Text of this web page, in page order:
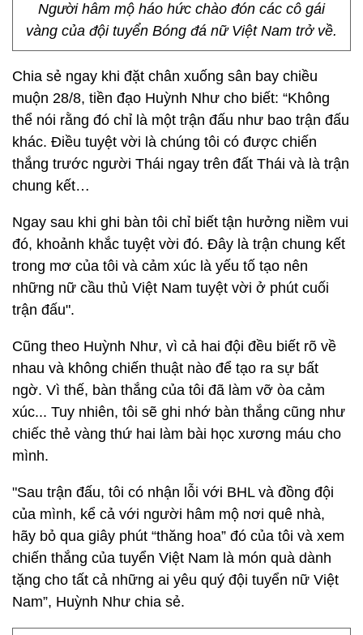
Người hâm mộ háo hức chào đón các cô gái
vàng của đội tuyển Bóng đá nữ Việt Nam trở về.
Chia sẻ ngay khi đặt chân xuống sân bay chiều
muộn 28/8, tiền đạo Huỳnh Như cho biết: “Không
thể nói rằng đó chỉ là một trận đấu như bao trận đấu
khác. Điều tuyệt vời là chúng tôi có được chiến
thắng trước người Thái ngay trên đất Thái và là trận
chung kết…
Ngay sau khi ghi bàn tôi chỉ biết tận hưởng niềm vui
đó, khoảnh khắc tuyệt vời đó. Đây là trận chung kết
trong mơ của tôi và cảm xúc là yếu tố tạo nên
những nữ cầu thủ Việt Nam tuyệt vời ở phút cuối
trận đấu".
Cũng theo Huỳnh Như, vì cả hai đội đều biết rõ về
nhau và không chiến thuật nào để tạo ra sự bất
ngờ. Vì thế, bàn thắng của tôi đã làm vỡ òa cảm
xúc... Tuy nhiên, tôi sẽ ghi nhớ bàn thắng cũng như
chiếc thẻ vàng thứ hai làm bài học xương máu cho
mình.
"Sau trận đấu, tôi có nhận lỗi với BHL và đồng đội
của mình, kể cả với người hâm mộ nơi quê nhà,
hãy bỏ qua giây phút “thăng hoa” đó của tôi và xem
chiến thắng của tuyển Việt Nam là món quà dành
tặng cho tất cả những ai yêu quý đội tuyển nữ Việt
Nam”, Huỳnh Như chia sẻ.